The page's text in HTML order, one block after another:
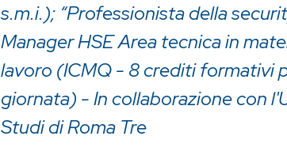
s.m.i.); “Professionista della
Manager HSE Area tecnica in
lavoro (ICMQ - 8 crediti formativi
giornata) - In collaborazione con
Studi di Roma Tre